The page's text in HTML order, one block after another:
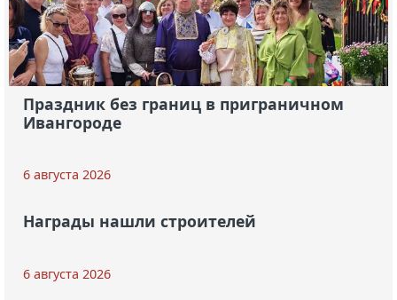
Праздник без границ в приграничном
Ивангороде
6 августа 2026
Награды нашли строителей
6 августа 2026